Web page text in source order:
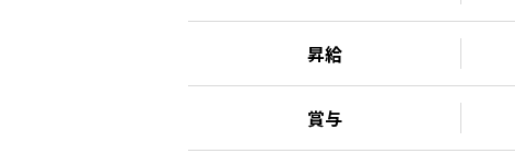
昇給
賞与